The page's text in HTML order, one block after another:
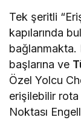
Tek şeritli
kapılarında
bağlanmakta.
başlarına ve
Özel Yolcu
erişilebilir
Noktası